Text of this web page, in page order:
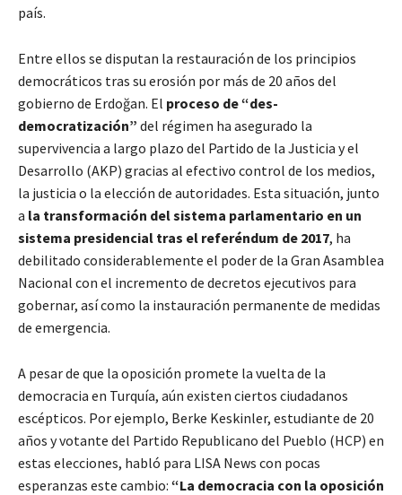
país.
Entre ellos se disputan la restauración de los principios
democráticos tras su erosión por más de 20 años del
gobierno de Erdoğan. El proceso de “des-
democratización” del régimen ha asegurado la
supervivencia a largo plazo del Partido de la Justicia y el
Desarrollo (AKP) gracias al efectivo control de los medios,
la justicia o la elección de autoridades. Esta situación, junto
a la transformación del sistema parlamentario en un
sistema presidencial tras el referéndum de 2017, ha
debilitado considerablemente el poder de la Gran Asamblea
Nacional con el incremento de decretos ejecutivos para
gobernar, así como la instauración permanente de medidas
de emergencia.
A pesar de que la oposición promete la vuelta de la
democracia en Turquía, aún existen ciertos ciudadanos
escépticos. Por ejemplo, Berke Keskinler, estudiante de 20
años y votante del Partido Republicano del Pueblo (HCP) en
estas elecciones, habló para LISA News con pocas
esperanzas este cambio: “La democracia con la oposición